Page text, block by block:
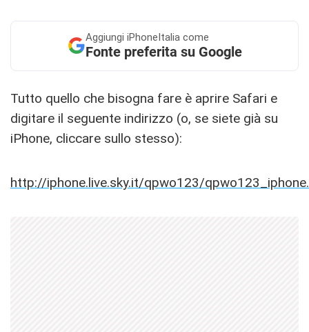
Aggiungi iPhoneItalia come
Fonte preferita su Google
Tutto quello che bisogna fare è aprire Safari e
digitare il seguente indirizzo (o, se siete già su
iPhone, cliccare sullo stesso):
http://iphone.live.sky.it/qpwo123/